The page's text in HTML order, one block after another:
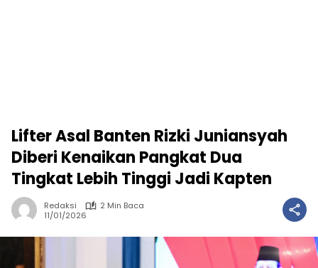
Lifter Asal Banten Rizki Juniansyah
Diberi Kenaikan Pangkat Dua
Tingkat Lebih Tinggi Jadi Kapten
Redaksi
2 Min Baca
11/01/2026